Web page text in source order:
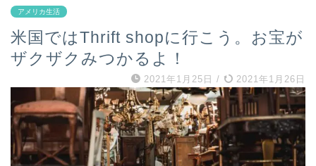
アメリカ生活
米国ではThrift shopに行こう。お宝が
ザクザクみつかるよ！
2021年1月25日 / 2021年1月26日